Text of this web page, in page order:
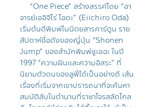
“One Piece” สร้างสรรค์โดย “อา
จารย์เออิจิโร่ โอดะ” (Eiichiro Oda)
เริ่มต้นตีพิมพ์ในนิตยสารการ์ตูน ราย
สัปดาห์ชื่อดังของญี่ปุ่น “Shonen
Jump” ของสำนักพิมพ์ชูเอฉะ ในปี
1997 “ความฝันและความอิสระ” ที่
นิยามตัวตนของลูฟี่ได้เป็นอย่างดี เส้น
เรื่องที่เริ่มจากเขาปรารถนาที่จะค้นหา
สมบัติลับในตำนานที่ราชาโจรสลัดโกล